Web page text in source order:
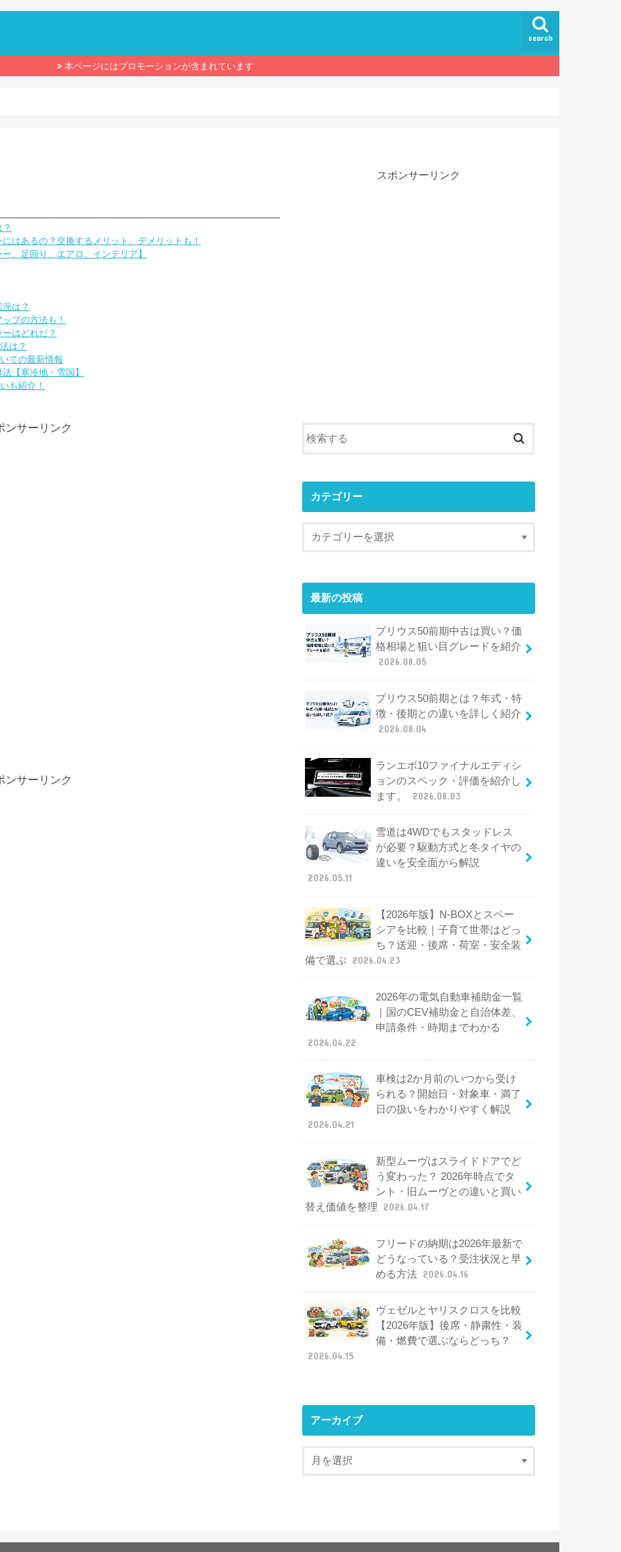
search
本ページにはプロモーションが含まれています
はあるの？交換するメリット、デメリットも！
、足回り、エアロ、インテリア】
は？
プの方法も！
はどれだ？
は？
ての最新情報
【寒冷地・雪国】
も紹介！
ンサーリンク
ンサーリンク
スポンサーリンク
カテゴリー
最新の投稿
プリウス50前期中古は買い？価
格相場と狙い目グレードを紹介
2026.08.05
プリウス50前期とは？年式・特
徴・後期との違いを詳しく紹介
2026.08.04
ランエボ10ファイナルエディシ
ョンのスペック・評価を紹介し
ます。
2026.08.03
雪道は4WDでもスタッドレス
が必要？駆動方式と冬タイヤの
違いを安全面から解説
2026.05.11
【2026年版】N-BOXとスペー
シアを比較｜子育て世帯はどっ
ち？送迎・後席・荷室・安全装
備で選ぶ
2026.04.23
2026年の電気自動車補助金一覧
｜国のCEV補助金と自治体差、
申請条件・時期までわかる
2026.04.22
車検は2か月前のいつから受け
られる？開始日・対象車・満了
日の扱いをわかりやすく解説
2026.04.21
新型ムーヴはスライドドアでど
う変わった？ 2026年時点でタ
ント・旧ムーヴとの違いと買い
替え価値を整理
2026.04.17
フリードの納期は2026年最新で
どうなっている？受注状況と早
める方法 2026.04.16
ヴェゼルとヤリスクロスを比較
【2026年版】後席・静粛性・装
備・燃費で選ぶならどっち？
2026.04.15
アーカイブ